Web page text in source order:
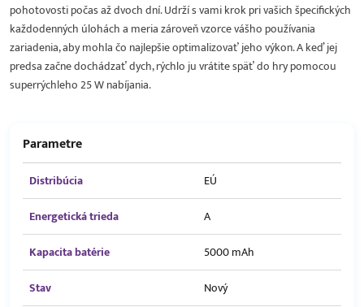
pohotovosti počas až dvoch dní. Udrží s vami krok pri vašich špecifických
každodenných úlohách a meria zároveň vzorce vášho používania
zariadenia, aby mohla čo najlepšie optimalizovať jeho výkon. A keď jej
predsa začne dochádzať dych, rýchlo ju vrátite späť do hry pomocou
superrýchleho 25 W nabíjania.
Parametre
Distribúcia
EÚ
Energetická trieda
A
Kapacita batérie
5000 mAh
Stav
Nový